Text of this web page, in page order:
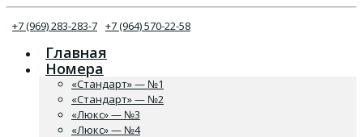
+7 (969) 283-283-7 +7 (964) 570-22-58
Главная
Номера
«Стандарт» — №1
«Стандарт» — №2
«Люкс» — №3
«Люкс» — №4